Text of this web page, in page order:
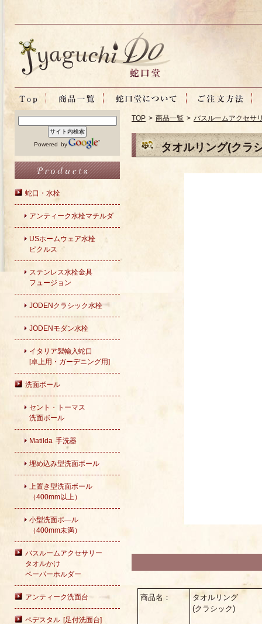
Powered by
蛇口・水栓
アンティーク水栓マチルダ
USホームウェア水栓
ピクルス
ステンレス水栓金具
フュージョン
JODENクラシック水栓
JODENモダン水栓
イタリア製輸入蛇口
[卓上用・ガーデニング用]
洗面ボール
セント・トーマス
洗面ボール
Matilda 手洗器
埋め込み型洗面ボール
上置き型洗面ボール
（400mm以上）
小型洗面ボ―ル
（400mm未満）
バスルームアクセサリー
タオルかけ
ペーパーホルダー
アンティーク洗面台
ペデスタル [足付洗面台]
TOP > 商品一覧 > バスルームアクセサ
タオルリング(クラ
商品名：
タオルリング
(クラシック)